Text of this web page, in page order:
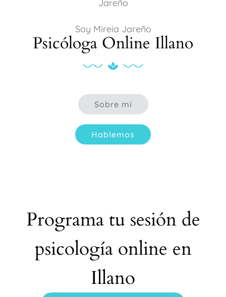
Soy Mireia Jareño
Psicóloga Online Illano
Sobre mí
Hablemos
Programa tu sesión de
psicología online en
Illano